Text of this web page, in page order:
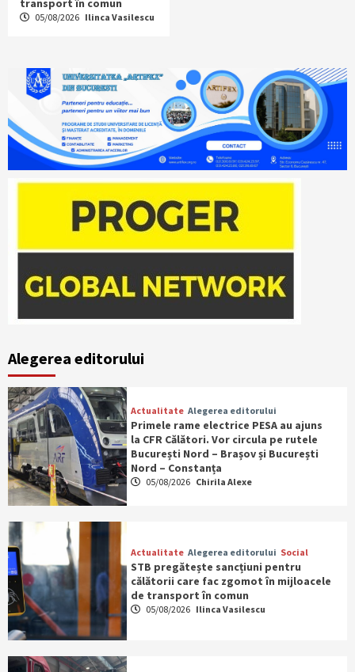
transport în comun
05/08/2026 Ilinca Vasilescu
Alegerea editorului
Actualitate Alegerea editorului
Primele rame electrice PESA au ajuns
la CFR Călători. Vor circula pe rutele
București Nord – Brașov și București
Nord – Constanța
05/08/2026 Chirila Alexe
Actualitate Alegerea editorului Social
STB pregătește sancțiuni pentru
călătorii care fac zgomot în mijloacele
de transport în comun
05/08/2026 Ilinca Vasilescu